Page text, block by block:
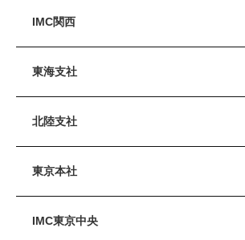
IMC関西
東海支社
北陸支社
東京本社
IMC東京中央